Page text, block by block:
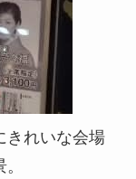
きれいな会場